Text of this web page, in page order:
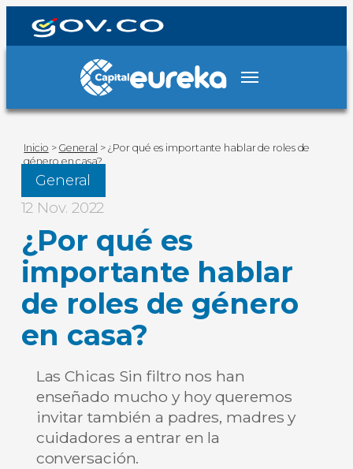
Inicio > General > ¿Por qué es importante hablar de roles de
género en casa?
General
12 Nov. 2022
¿Por qué es
importante hablar
de roles de género
en casa?
Las Chicas Sin filtro nos han
enseñado mucho y hoy queremos
invitar también a padres, madres y
cuidadores a entrar en la
conversación.